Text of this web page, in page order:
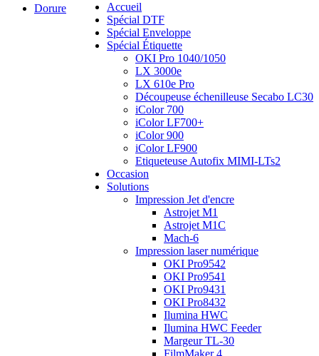
Accueil
Spécial DTF
Spécial Enveloppe
Spécial Étiquette
OKI Pro 1040/1050
LX 3000e
LX 610e Pro
Découpeuse échenilleuse Secabo LC30
iColor 700
iColor LF700+
iColor 900
iColor LF900
Etiqueteuse Autofix MIMI-LTs2
Occasion
Solutions
Impression Jet d'encre
Astrojet M1
Astrojet M1C
Mach-6
Impression laser numérique
OKI Pro9542
OKI Pro9541
OKI Pro9431
OKI Pro8432
Ilumina HWC
Ilumina HWC Feeder
Margeur TL-30
Dorure